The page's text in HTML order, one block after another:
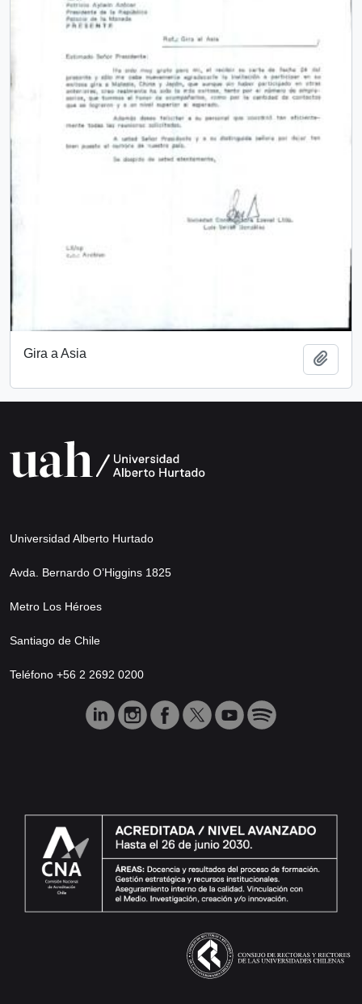
Gira a Asia
Universidad Alberto Hurtado
Avda. Bernardo O’Higgins 1825
Metro Los Héroes
Santiago de Chile
Teléfono +56 2 2692 0200